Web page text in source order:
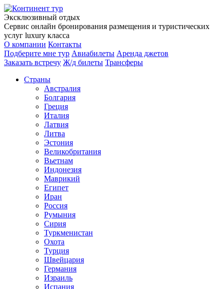
Эксклюзивный отдых
Сервис онлайн бронирования размещения и туристических
услуг luxury класса
О компании Контакты
Подберите мне тур Авиабилеты Аренда джетов
Заказать встречу Ж/д билеты Трансферы
Страны
Австралия
Болгария
Греция
Италия
Латвия
Литва
Эстония
Великобритания
Вьетнам
Индонезия
Маврикий
Египет
Иран
Россия
Румыния
Сирия
Туркменистан
Охота
Турция
Швейцария
Германия
Израиль
Испания